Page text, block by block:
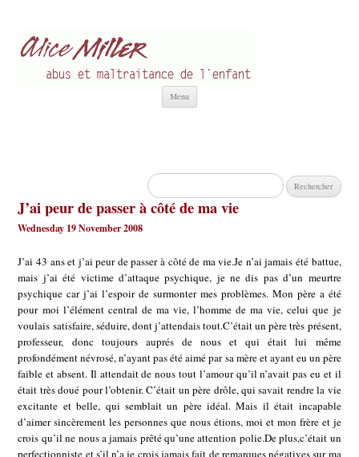
Menu
Rechercher :
J’ai peur de passer à côté de ma vie
Wednesday 19 November 2008
J’ai 43 ans et j’ai peur de passer à côté de ma vie.Je n’ai jamais été battue,
mais j’ai été victime d’attaque psychique, je ne dis pas d’un meurtre
psychique car j’ai l’espoir de surmonter mes problèmes. Mon père a été
pour moi l’élément central de ma vie, l’homme de ma vie, celui que je
voulais satisfaire, séduire, dont j’attendais tout.C’était un père très présent,
professeur, donc toujours auprés de nous et qui était lui même
profondément névrosé, n’ayant pas été aimé par sa mère et ayant eu un père
faible et absent. Il attendait de nous tout l’amour qu’il n’avait pas eu et il
était très doué pour l’obtenir. C’était un père drôle, qui savait rendre la vie
excitante et belle, qui semblait un père idéal. Mais il était incapable
d’aimer sincèrement les personnes que nous étions, moi et mon frère et je
crois qu’il ne nous a jamais prêté qu’une attention polie.De plus,c’était un
perfectionniste et s’il n’a je crois jamais fait de remarques négatives sur ma